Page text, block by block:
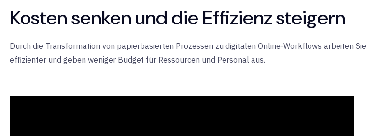
Kosten senken und die Effizienz steigern
Durch die Transformation von papierbasierten Prozessen zu digitalen Online-Workflows arbeiten Sie
effizienter und geben weniger Budget für Ressourcen und Personal aus.